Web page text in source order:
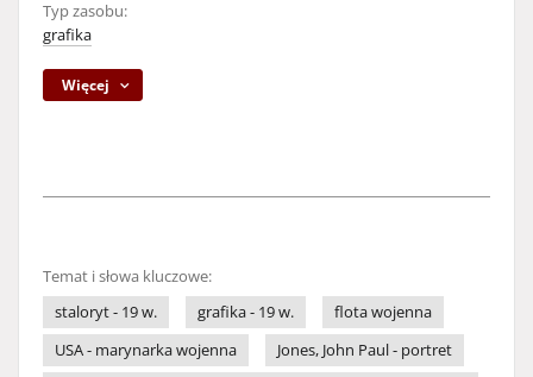
Typ zasobu:
grafika
Więcej
Temat i słowa kluczowe:
staloryt - 19 w.
grafika - 19 w.
flota wojenna
USA - marynarka wojenna
Jones, John Paul - portret